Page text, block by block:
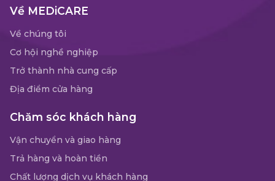
Về MEDiCARE
Về chúng tôi
Cơ hội nghề nghiệp
Trở thành nhà cung cấp
Địa điểm cửa hàng
Chăm sóc khách hàng
Vận chuyển và giao hàng
Trả hàng và hoàn tiền
Chất lượng dịch vụ khách hàng